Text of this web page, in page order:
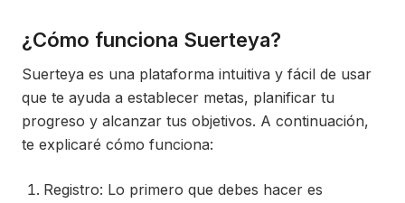
¿Cómo funciona Suerteya?
Suerteya es una plataforma intuitiva y fácil de usar
que te ayuda a establecer metas, planificar tu
progreso y alcanzar tus objetivos. A continuación,
te explicaré cómo funciona:
Registro: Lo primero que debes hacer es